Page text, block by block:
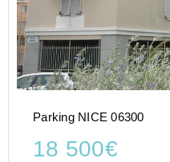
Parking NICE 06300
18 500€